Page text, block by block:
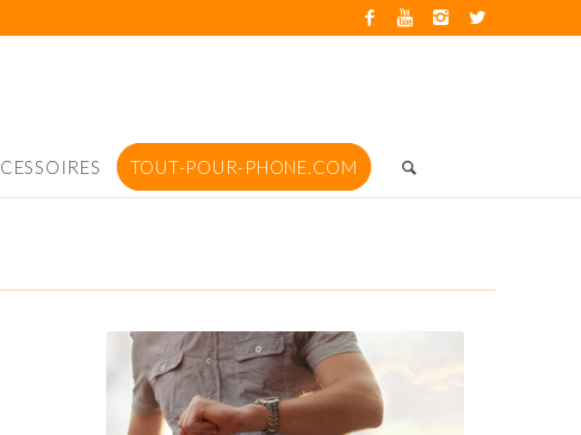
TOUT-POUR-PHONE.COM